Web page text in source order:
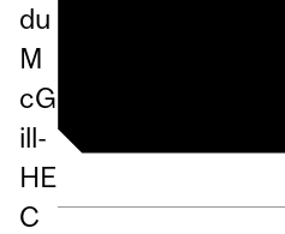
du
M
cG
ill-
HE
C